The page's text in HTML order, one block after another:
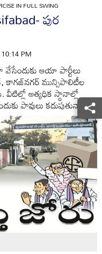
IN FULL SWING
పుర
PM
ఆయా పార్టీలు
కాగజ్‌నగర్‌ మున్సిపాలిటీల
అత్యధిక స్థానాల్లో
పావులు కదుపుతున్నారు.